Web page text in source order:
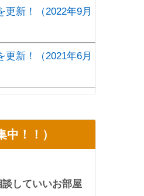
更新！（2022年9月
更新！（2021年6月
！！）
していいお部屋